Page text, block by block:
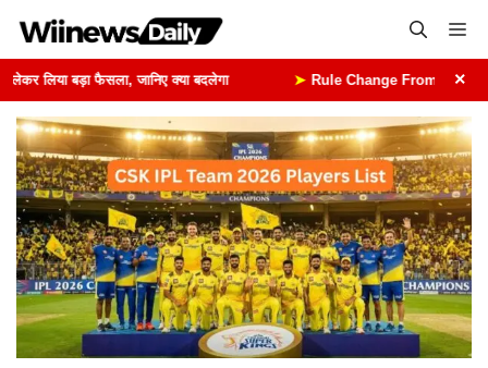
content
लिया बड़ा फैसला, जानिए क्या बदलेगा Rule Change From 1st ×